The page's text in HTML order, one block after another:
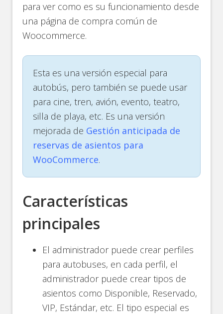
para ver como es su funcionamiento desde
una página de compra común de
Woocommerce.
Esta es una versión especial para
autobús, pero también se puede usar
para cine, tren, avión, evento, teatro,
silla de playa, etc. Es una versión
mejorada de Gestión anticipada de
reservas de asientos para
WooCommerce.
Características
principales
El administrador puede crear perfiles
para autobuses, en cada perfil, el
administrador puede crear tipos de
asientos como Disponible, Reservado,
VIP, Estándar, etc. El tipo especial es